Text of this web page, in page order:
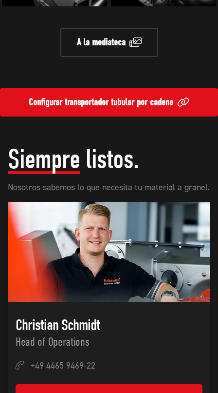
A la mediateca
Configurar transportador tubular por cadena
Siempre listos.
Nosotros sabemos lo que necesita tu material a granel.
Christian Schmidt
Head of Operations
+49 4465 9469-22